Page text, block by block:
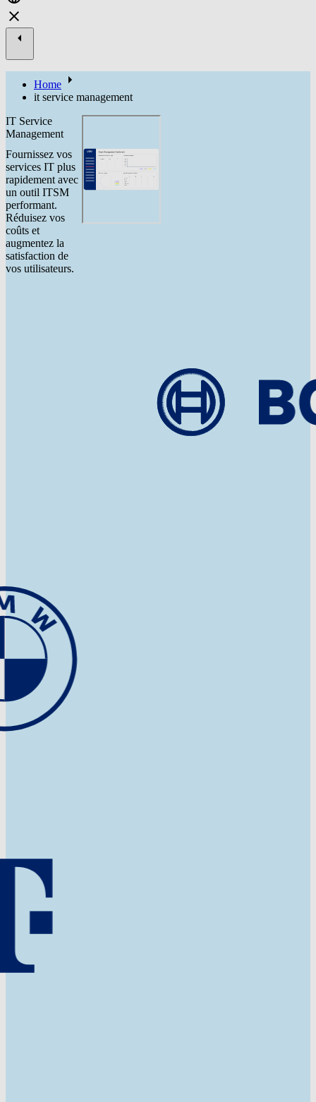
Home
it service management
IT Service
Management
Fournissez vos
services IT plus
rapidement avec
un outil ITSM
performant.
Réduisez vos
coûts et
augmentez la
satisfaction de
vos utilisateurs.